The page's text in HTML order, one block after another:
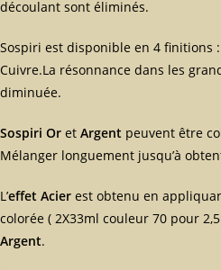
découlant sont éliminés.
Sospiri est disponible en 4 finitions
Cuivre.La résonnance dans les
diminuée.
Sospiri Or et Argent peuvent être
Mélanger longuement jusqu’à
L’effet Acier est obtenu en
colorée ( 2X33ml couleur 70 pour
Argent.